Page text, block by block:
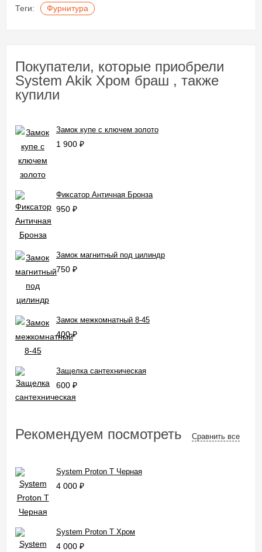
Теги: Фурнитура
Покупатели, которые приобрели
System Akik Хром браш , также
купили
Замок купе с ключем золото
1 900 ₽
Фиксатор Античная Бронза
950 ₽
Замок магнитный под цилиндр
750 ₽
Замок межкомнатный 8-45
400₽
Защелка сантехническая
600 ₽
Рекомендуем посмотреть Сравнить все
System Proton T Черная
4 000 ₽
System Proton T Хром
4 000 ₽